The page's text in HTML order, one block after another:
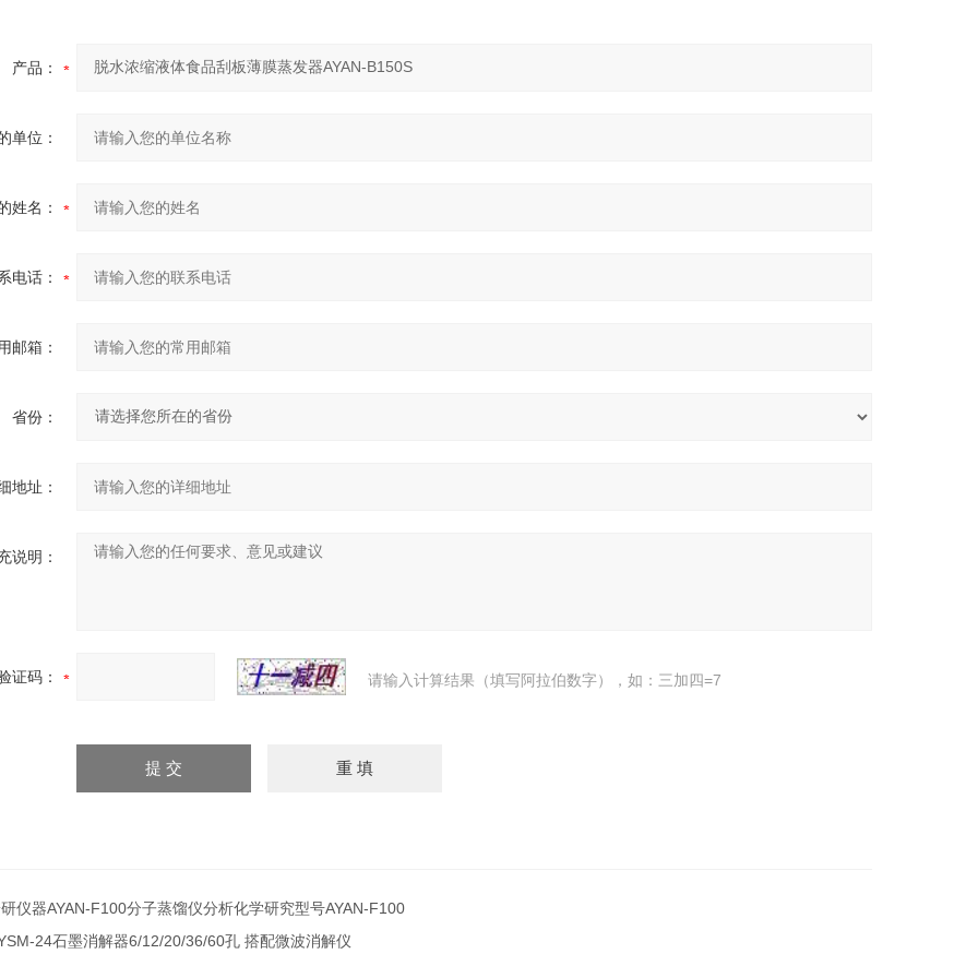
产品：
单位：
姓名：
电话：
邮箱：
省份：
地址：
说明：
证码： 请输入计算结果（填写阿拉伯数字），如：三加四=7
仪器AYAN-F100分子蒸馏仪分析化学研究型号AYAN-F100
24石墨消解器6/12/20/36/60孔 搭配微波消解仪